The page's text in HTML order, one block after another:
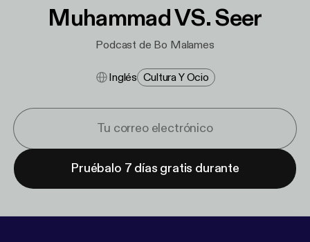
Muhammad VS. Seer
Podcast de Bo Malames
Inglés Cultura Y Ocio
Pruébalo 7 días gratis durante